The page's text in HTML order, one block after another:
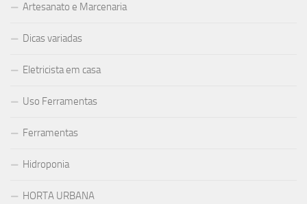
Artesanato e Marcenaria
Dicas variadas
Eletricista em casa
Uso Ferramentas
Ferramentas
Hidroponia
HORTA URBANA